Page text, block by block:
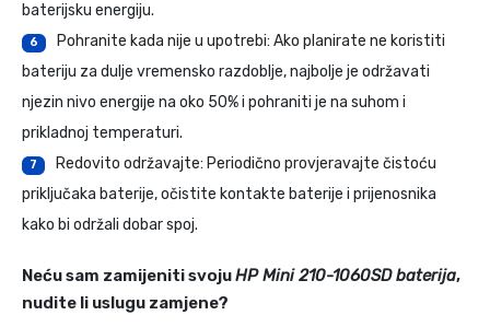
baterijsku energiju.
6
Pohranite kada nije u upotrebi: Ako planirate ne koristiti
bateriju za dulje vremensko razdoblje, najbolje je održavati
njezin nivo energije na oko 50% i pohraniti je na suhom i
prikladnoj temperaturi.
7
Redovito održavajte: Periodično provjeravajte čistoću
priključaka baterije, očistite kontakte baterije i prijenosnika
kako bi održali dobar spoj.
Neću sam zamijeniti svojuHP Mini 210-1060SD baterija,
nudite li uslugu zamjene?